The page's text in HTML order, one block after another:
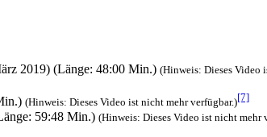
2019) (Länge: 48:00 Min.) (Hinweis: Dieses Video
(Hinweis: Dieses Video ist nicht mehr verfügbar.)[7]
59:48 Min.) (Hinweis: Dieses Video ist nicht mehr